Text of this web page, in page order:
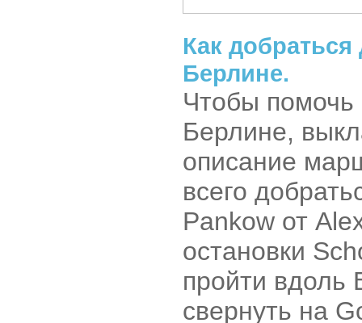
Как
Берлине.
Чтобы помочь
Берлине,
описание
всего
Pankow от
остановки
пройти вдоль
свернуть на